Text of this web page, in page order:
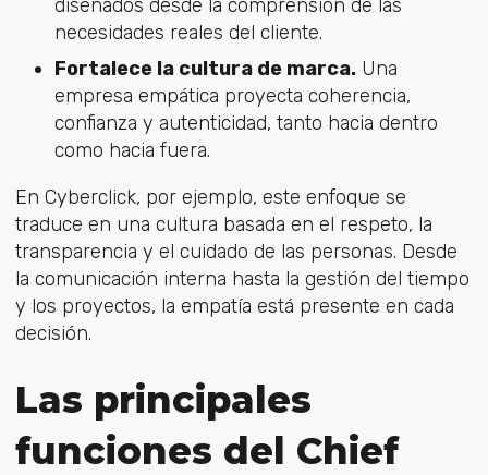
diseñados desde la comprensión de las
necesidades reales del cliente.
Fortalece la cultura de marca.Una
empresa empática proyecta coherencia,
confianza y autenticidad, tanto hacia dentro
como hacia fuera.
En Cyberclick, por ejemplo, este enfoque se
traduce en una cultura basada en el respeto, la
transparencia y el cuidado de las personas. Desde
la comunicación interna hasta la gestión del tiempo
y los proyectos, la empatía está presente en cada
decisión.
Las principales
funciones del Chief